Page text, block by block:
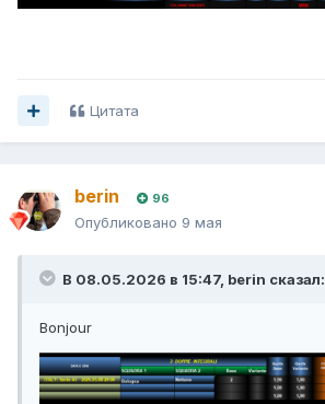
Цитата
berin 96
Опубликовано 9 мая
В 08.05.2026 в 15:47, berin сказал:
Bonjour